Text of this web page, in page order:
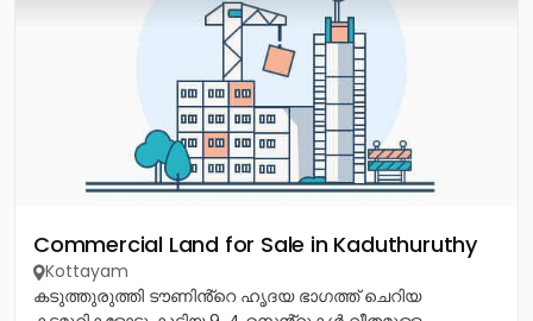
Commercial Land for Sale in Kaduthuruthy
Kottayam
കടുത്തുരുത്തി ടൗണിൻ്റെ ഹൃദയ ഭാഗത്ത് ചെറിയ